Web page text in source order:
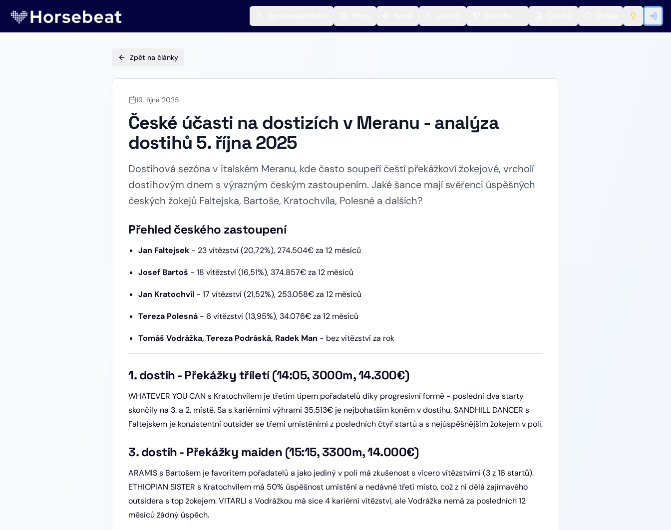
Zpět na články
19. října 2025
České účasti na dostizích v Meranu - analýza
dostihů 5. října 2025
Dostihová sezóna v italském Meranu, kde často soupeří čeští překážkoví žokejové, vrcholí
dostihovým dnem s výrazným českým zastoupením. Jaké šance mají svěřenci úspěšných
českých žokejů Faltejska, Bartoše, Kratochvíla, Polesné a dalších?
Přehled českého zastoupení
Jan Faltejsek - 23 vítězství (20,72%), 274.504€ za 12 měsíců
Josef Bartoš - 18 vítězství (16,51%), 374.857€ za 12 měsíců
Jan Kratochvíl - 17 vítězství (21,52%), 253.058€ za 12 měsíců
Tereza Polesná - 6 vítězství (13,95%), 34.076€ za 12 měsíců
Tomáš Vodrážka, Tereza Podráská, Radek Man - bez vítězství za rok
1. dostih - Překážky tříletí (14:05, 3000m, 14.300€)
WHATEVER YOU CAN s Kratochvílem je třetím tipem pořadatelů díky progresivní formě - poslední dva starty
skončily na 3. a 2. místě. Sa s kariérními výhrami 35.513€ je nejbohatším koněm v dostihu. SANDHILL DANCER s
Faltejskem je konzistentní outsider se třemi umístěními z posledních čtyř startů a s nejúspěšnějším žokejem v poli.
3. dostih - Překážky maiden (15:15, 3300m, 14.000€)
ARAMIS s Bartošem je favoritem pořadatelů a jako jediný v poli má zkušenost s vícero vítězstvími (3 z 16 startů).
ETHIOPIAN SISTER s Kratochvílem má 50% úspěšnost umístění a nedávné třetí místo, což z ní dělá zajímavého
outsidera s top žokejem. VITARLI s Vodrážkou má sice 4 kariérní vítězství, ale Vodrážka nemá za posledních 12
měsíců žádný úspěch.